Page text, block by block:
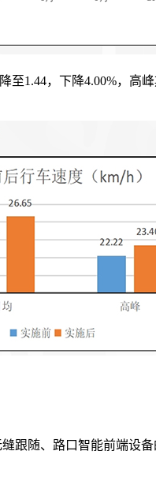
1.44，下降4.00%，高
跟随、路口智能前端设